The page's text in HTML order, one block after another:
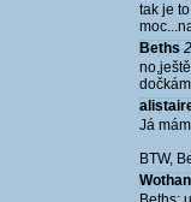
tak je
Beths
Já
BTW,
Wothan